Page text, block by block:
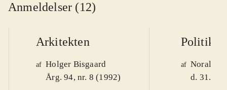
Anmeldelser (12)
Arkitekten
af Holger Bisgaard
Årg. 94, nr. 8 (1992)
Politiken
af Noralv
d. 31.